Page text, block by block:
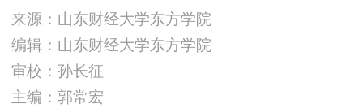
来源：山东财经大学东方学院
编辑：山东财经大学东方学院
审校：孙长征
主编：郭常宏